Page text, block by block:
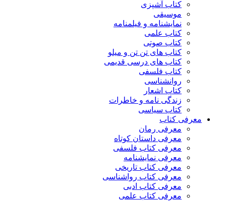
کتاب آشپزی
موسیقی
نمایشنامه و فیلمنامه
کتاب علمی
کتاب صوتی
کتاب های تن تن و میلو
کتاب های درسی قدیمی
کتاب فلسفی
روانشناسی
کتاب اشعار
زندگی نامه و خاطرات
کتاب سیاسی
معرفی کتاب
معرفی رمان
معرفی داستان کوتاه
معرفی کتاب فلسفی
معرفی نمایشنامه
معرفی کتاب تاریخی
معرفی کتاب رواشناسی
معرفی کتاب ادبی
معرفی کتاب علمی